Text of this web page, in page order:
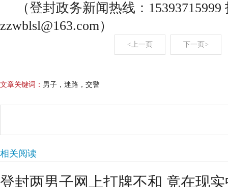
（登封政务新闻热线：
zzwblsl@163.com）
<上一页 下一页>
文章关键词： 男子，迷路，交警
相关阅读
登封两男子网上打牌不和 竟在现实